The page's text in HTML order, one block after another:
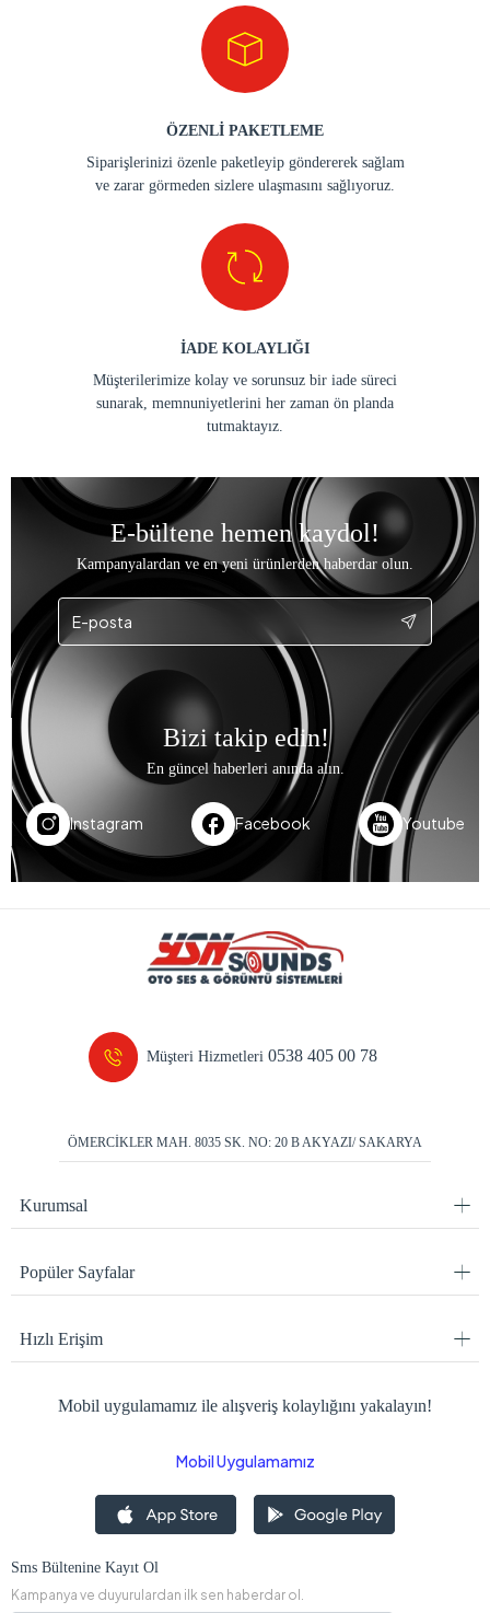
ÖZENLİ PAKETLEME
Siparişlerinizi özenle paketleyip göndererek sağlam
ve zarar görmeden sizlere ulaşmasını sağlıyoruz.
İADE KOLAYLIĞI
Müşterilerimize kolay ve sorunsuz bir iade süreci
sunarak, memnuniyetlerini her zaman ön planda
tutmaktayız.
E-bültene hemen kaydol!
Kampanyalardan ve en yeni ürünlerden haberdar olun.
Bizi takip edin!
En güncel haberleri anında alın.
Instagram Facebook Youtube
Müşteri Hizmetleri0538 405 00 78
ÖMERCİKLER MAH. 8035 SK. NO: 20 B AKYAZI/ SAKARYA
Kurumsal
Popüler Sayfalar
Hızlı Erişim
Mobil uygulamamız ile alışveriş kolaylığını yakalayın!
Mobil Uygulamamız
Sms Bültenine Kayıt Ol
Kampanya ve duyurulardan ilk sen haberdar ol.